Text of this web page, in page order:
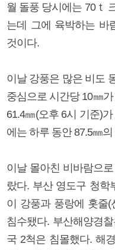
월 돌풍 당시에는 70ｔ
는데 그에 육박하는 바
것이다.
이날 강풍은 많은 비도
중심으로 시간당 10㎜
61.4㎜(오후 6시 기준)
에는 하루 동안 87.5㎜
이날 몰아친 비바람으
랐다. 부산 영도구 청학
이 강풍과 풍랑에 홋줄
침수됐다. 부산해양경
국 2척은 침몰했다. 해